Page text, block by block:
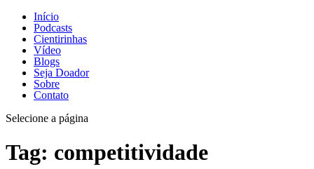
Início
Podcasts
Cientirinhas
Vídeo
Blogs
Seja Doador
Sobre
Contato
Selecione a página
Tag: competitividade